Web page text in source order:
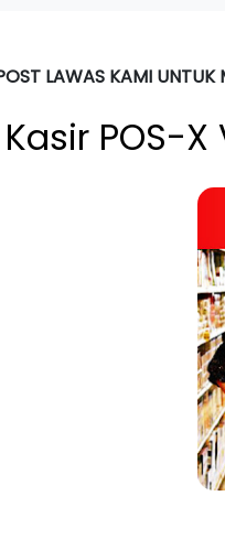
LAWAS KAMI UNTUK
POS-X